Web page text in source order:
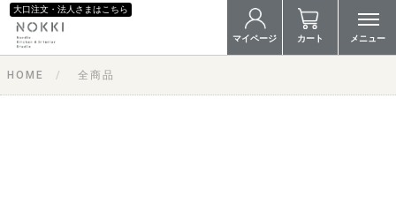
大口注文・法人さまはこちら
マイページ カート メニュー
HOME 全商品